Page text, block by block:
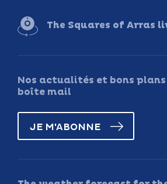
The Squares of Arras
Nos actualités et bons
boîte mail
JE M'ABONNE